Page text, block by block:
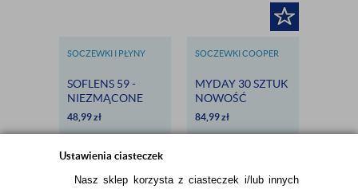
Ustawienia ciasteczek
Nasz sklep korzysta z ciasteczek i/lub innych
SOCZEWKI I PŁYNY
SOFLENS 59 -
NIEZMĄCONE
SPOJRZENIE
48,99zł
SOCZEWKI COOPER
MYDAY 30 SZTUK
NOWOŚĆ
84,99zł